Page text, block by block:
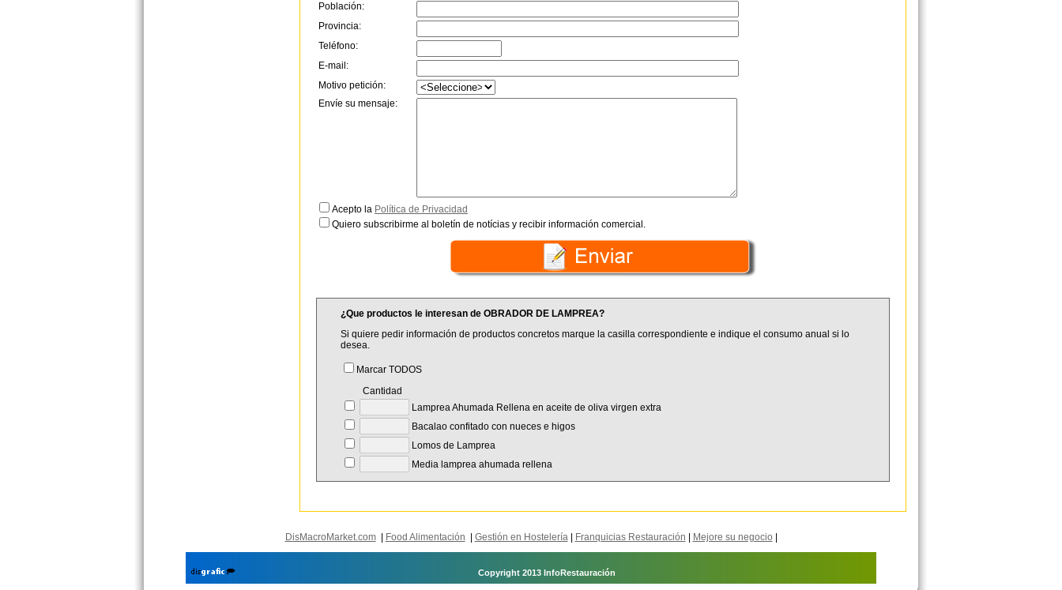
Población:
Provincia:
Teléfono:
E-mail:
Motivo petición:
Envíe su mensaje:
Acepto la Política de Privacidad
Quiero subscribirme al boletín de notícias y recibir información comercial.
¿Que productos le interesan de OBRADOR DE LAMPREA?
Si quiere pedir información de productos concretos marque la casilla correspondiente e indique el consumo anual si lo
desea.
Marcar TODOS
Cantidad
Lamprea Ahumada Rellena en aceite de oliva virgen extra
Bacalao confitado con nueces e higos
Lomos de Lamprea
Media lamprea ahumada rellena
DisMacroMarket.com| Food Alimentación Gestión en Hostelería| Franquicias Restauración Mejore su negocio
Copyright 2013 InfoRestauración